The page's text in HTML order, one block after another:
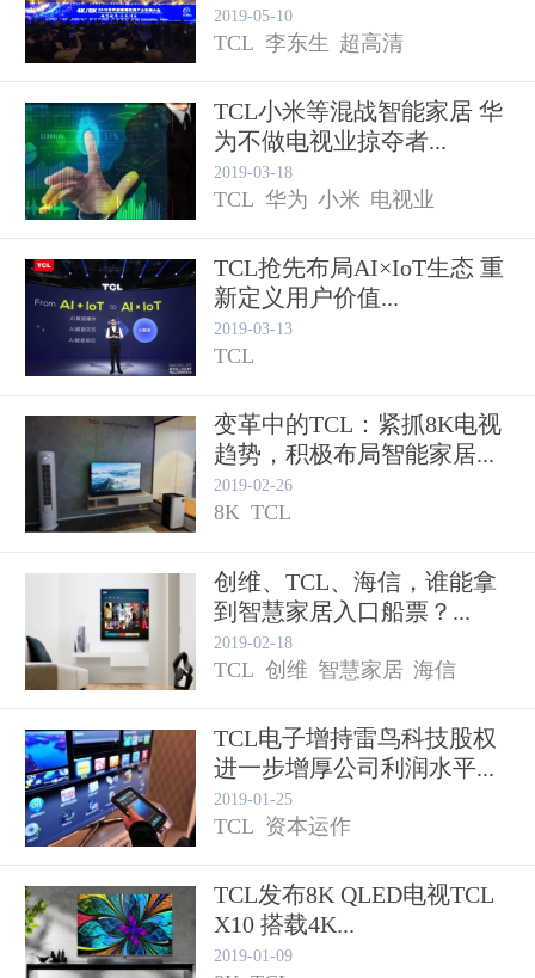
产业的...
2019-05-10
TCL 李东生 超高清
TCL小米等混战智能家居 华
为不做电视业掠夺者...
2019-03-18
TCL 华为 小米 电视业
TCL抢先布局AI×IoT生态 重
新定义用户价值...
2019-03-13
TCL
变革中的TCL：紧抓8K电视
趋势，积极布局智能家居...
2019-02-26
8K TCL
创维、TCL、海信，谁能拿
到智慧家居入口船票？...
2019-02-18
TCL 创维 智慧家居 海信
TCL电子增持雷鸟科技股权
进一步增厚公司利润水平...
2019-01-25
TCL 资本运作
TCL发布8K QLED电视TCL
X10 搭载4K...
2019-01-09